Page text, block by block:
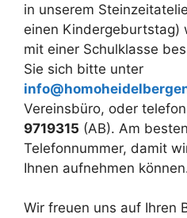
in unserem
einen Kindergeburtstag)
mit einer Schulklasse
Sie sich bitte unter
Vereinsbüro, oder
9719315 (AB). Am
Telefonnummer, damit
Ihnen aufnehmen
Wir freuen uns auf Ihren